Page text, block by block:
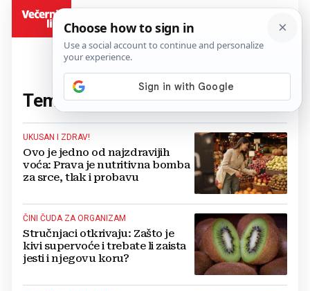
Tema:kivi(11 članaka)
UKUSAN I ZDRAV!
Ovo je jedno od najzdravijih
voća: Prava je nutritivna bomba
za srce, tlak i probavu
ČINI ČUDA ZA ORGANIZAM
Stručnjaci otkrivaju: Zašto je
kivi supervoće i trebate li zaista
jesti i njegovu koru?